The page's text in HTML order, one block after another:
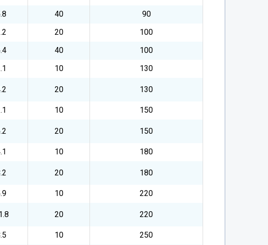
40
90
20
100
40
100
10
130
20 130
10
150
20 150
10
180
20 180
10
220
20 220
10 250